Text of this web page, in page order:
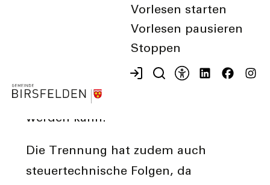
Vorlesen starten
Vorlesen pausieren
Stoppen
zur Ehescheidung. Mit dem
Getrenntleben beginnt die
zweijährige Trennungszeit, nach der
eine Scheidung auch gegen den
Willen des Partners beantragt
werden kann.
Die Trennung hat zudem auch
steuertechnische Folgen, da